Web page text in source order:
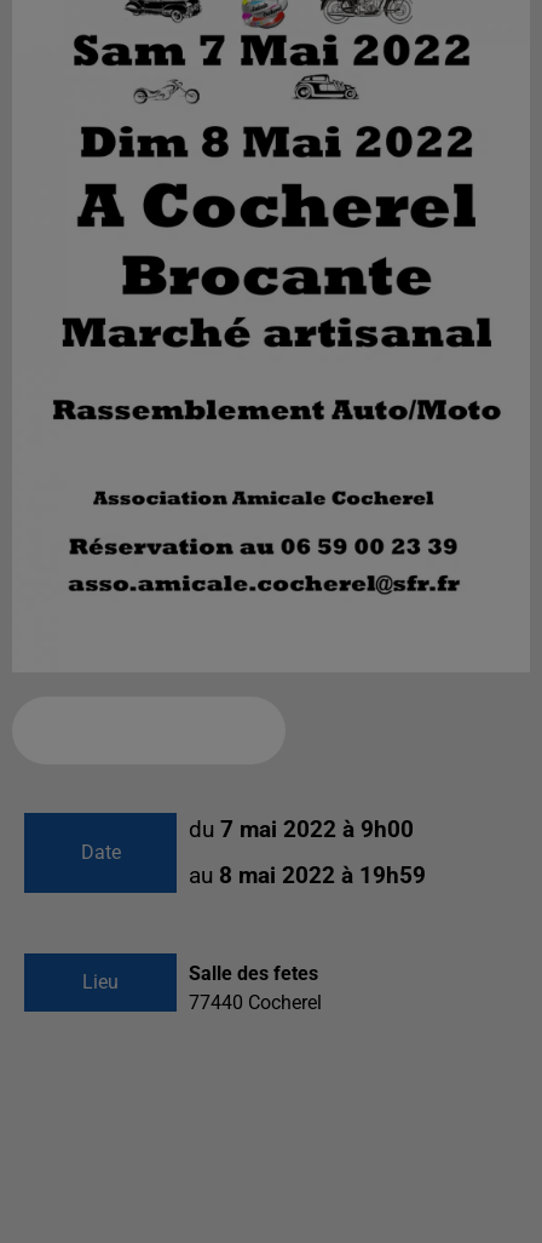
Date
du 7 mai 2022 à 9h00
au 8 mai 2022 à 19h59
Lieu
Salle des fetes
77440 Cocherel